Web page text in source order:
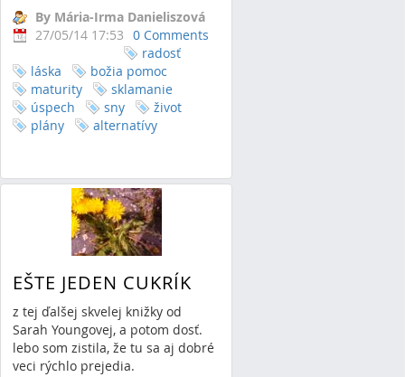
By Mária-Irma Danieliszová
27/05/14 17:53 0 Comments
radosť
láska
božia pomoc
maturity
sklamanie
úspech
sny
život
plány
alternatívy
EŠTE JEDEN CUKRÍK
z tej ďalšej skvelej knižky od
Sarah Youngovej, a potom dosť.
lebo som zistila, že tu sa aj dobré
veci rýchlo prejedia.